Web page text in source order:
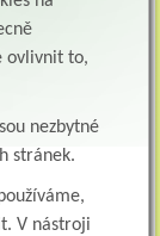
ovlivnit to,
nezbytné
stránek.
V nástroji